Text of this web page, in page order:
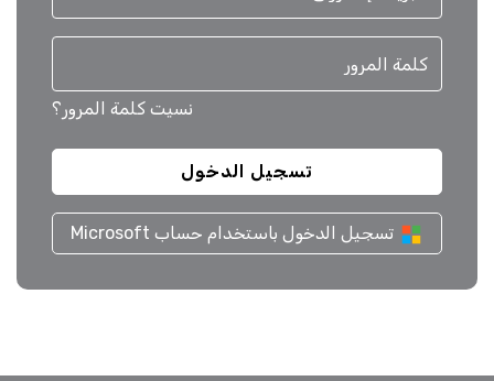
نسيت كلمة المرور؟
تسجيل الدخول باستخدام حساب Microsoft